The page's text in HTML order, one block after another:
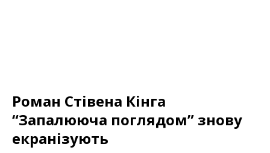
Роман Стівена Кінга
“Запалююча поглядом” знову
екранізують